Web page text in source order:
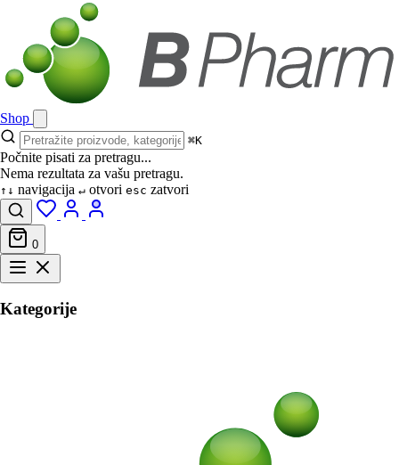
Shop
⌘K
Počnite pisati za pretragu...
Nema rezultata za vašu pretragu.
↑↓ navigacija ↵ otvori esc zatvori
0
Kategorije